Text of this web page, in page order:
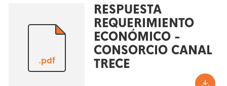
.pdf
RESPUESTA
REQUERIMIENTO
ECONÓMICO -
CONSORCIO CANAL
TRECE